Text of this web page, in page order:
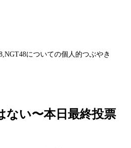
についての個人的つぶやき
ない〜本日最終投票